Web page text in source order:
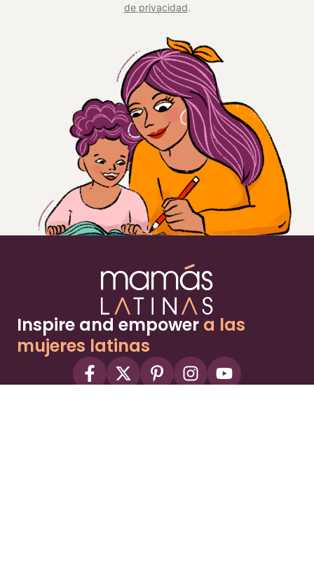
de privacidad.
Inspire and empower a las
mujeres latinas